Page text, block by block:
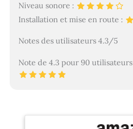
Niveau sonore :
Installation et mise en route :
Notes des utilisateurs 4.3/5
Note de 4.3 pour 90 utilisateurs